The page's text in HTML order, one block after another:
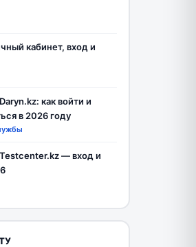
кабинет, вход и
как войти и
в 2026 году
— вход и